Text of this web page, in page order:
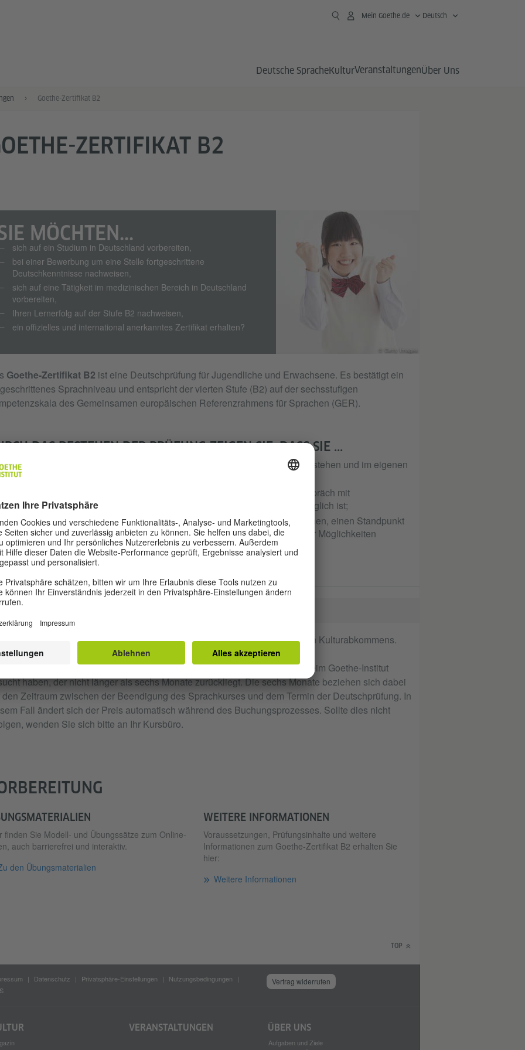
Mein Goethe.de Deutsch
Deutsche SpracheKulturVeranstaltungenÜber Uns
Goethe-Zertifikat B2
ZERTIFIKAT B2
© Getty Images
MÖCHTEN...
sich auf ein Studium in Deutschland vorbereiten,
bei einer Bewerbung um eine Stelle fortgeschrittene
Deutschkenntnisse nachweisen,
sich auf eine Tätigkeit im medizinischen Bereich in Deutschland
vorbereiten,
Ihren Lernerfolg auf der Stufe B2 nachweisen,
ein offizielles und international anerkanntes Zertifikat erhalten?
Goethe-Zertifikat B2 ist eine Deutschprüfung für Jugendliche und Erwachsene. Es bestätigt ein
Sprachniveau und entspricht der vierten Stufe (B2) auf der sechsstufigen
des Gemeinsamen europäischen Referenzrahmens für Sprachen (GER).
DAS BESTEHEN DER PRÜFUNG ZEIGEN SIE, DASS SIE ...
die Hauptinhalte komplexer Texte zu konkreten und abstrakten Themen verstehen und im eigenen
Spezialgebiet auch Fachdiskussionen verstehen können;
sich so spontan und fließend verständigen können, dass ein normales Gespräch mit
Muttersprachler*innen ohne größere Anstrengung auf beiden Seiten gut möglich ist;
sich zu einem breiten Themenspektrum klar und detailliert ausdrücken können, einen Standpunkt
zu einer aktuellen Frage erläutern und die Vor- und Nachteile verschiedener Möglichkeiten
angeben können.
Prüfung umsatzsteuerbefreit nach Art. 10 (1) des deutsch-mongolischen Kulturabkommens.
angezeigte günstigere Preis gilt, wenn Sie bereits einen Deutschkurs beim Goethe-Institut
haben, der nicht länger als sechs Monate zurückliegt. Die sechs Monate beziehen sich dabei
Zeitraum zwischen der Beendigung des Sprachkurses und dem Termin der Deutschprüfung. In
Fall ändert sich der Preis automatisch während des Buchungsprozesses. Sollte dies nicht
wenden Sie sich bitte an Ihr Kursbüro.
finden Sie Modell- und Übungssätze zum Online-
auch barrierefrei und interaktiv.
den Übungsmaterialien
WEITERE INFORMATIONEN
Voraussetzungen, Prüfungsinhalte und weitere
Informationen zum Goethe-Zertifikat B2 erhalten Sie
hier:
Weitere Informationen
TOP
Datenschutz Privatsphäre-Einstellungen
Nutzungsbedingungen
Vertrag widerrufen
VERANSTALTUNGEN ÜBER UNS
Aufgaben und Ziele